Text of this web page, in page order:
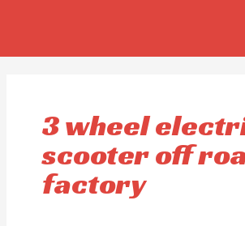
3 wheel
scooter off
factory